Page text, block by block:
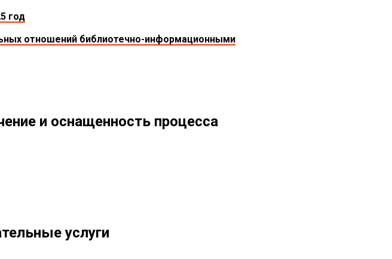
год
отношений библиотечно-информационными
и оснащенность процесса
услуги